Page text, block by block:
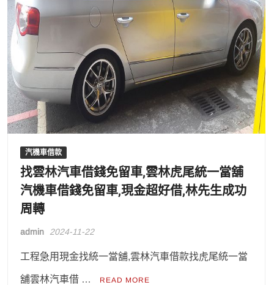
汽機車借款
找雲林汽車借錢免留車,雲林虎尾統一當舖
汽機車借錢免留車,現金超好借,林先生成功
周轉
admin 2024-11-22
工程急用現金找統一當舖,雲林汽車借款找虎尾統一當
舖雲林汽車借 … READ MORE